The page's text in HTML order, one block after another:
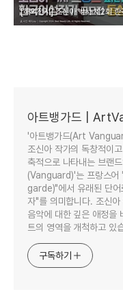
아트뱅가드 |
'아트뱅가드(Art
조신아 작가의 독창적이
축적으로 나타내는 브랜
(Vanguard)'는 프랑스
garde)"에서 유래된 단
자"를 의미합니다. 조신
음악에 대한 깊은 애정을
트의 영역을 개척하고 있
구독하기